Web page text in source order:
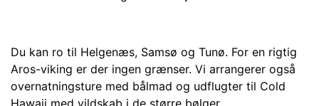
Du kan ro til Helgenæs, Samsø og Tunø. For en rigtig
Aros-viking er der ingen grænser. Vi arrangerer også
overnatningsture med bålmad og udflugter til Cold
Hawaii med vildskab i de større bølger.